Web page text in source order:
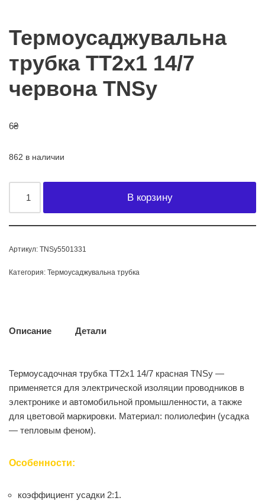
Термоусаджувальна
трубка ТТ2х1 14/7
червона TNSy
6₴
862 в наличии
В корзину
Артикул: TNSy5501331
Категория: Термоусаджувальна трубка
Описание Детали
Термоусадочная трубка ТТ2х1 14/7 красная TNSy —
применяется для электрической изоляции проводников в
электронике и автомобильной промышленности, а также
для цветовой маркировки. Материал: полиолефин (усадка
— тепловым феном).
Особенности:
коэффициент усадки 2:1.